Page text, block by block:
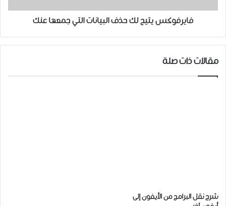
ﻓﺎﻳﺮﻓﻮﻛﺲ ﻳﺘﻴﺢ ﻟﻚ ﺣﺬﻑ البيانات التي جمعها عنك
مقالات ذات صلة
شرح نقل البرامج من الأيفون إلى